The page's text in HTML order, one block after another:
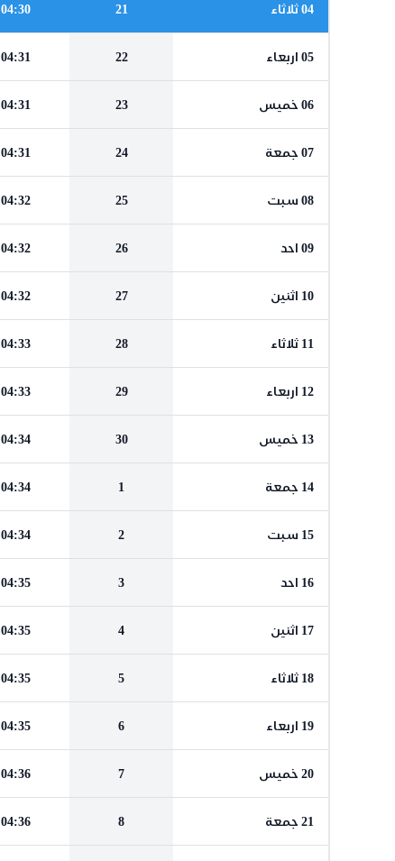
04 ثلاثاء 21
04:30
05 اربعاء 22
04:31
06 خميس 23
04:31
07 جمعة 24
04:31
08 سبت 25
04:32
09 احد 26
04:32
10 اثنين 27
04:32
11 ثلاثاء 28
04:33
12 اربعاء 29
04:33
13 خميس 30
04:34
14 جمعة 1
04:34
15 سبت 2
04:34
16 احد 3
04:35
17 اثنين 4
04:35
18 ثلاثاء 5
04:35
19 اربعاء 6
04:35
20 خميس 7
04:36
21 جمعة 8
04:36